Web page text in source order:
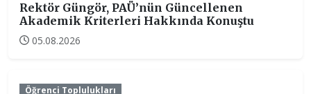
Rektör Güngör, PAÜ’nün Güncellenen
Akademik Kriterleri Hakkında Konuştu
05.08.2026
Öğrenci Toplulukları